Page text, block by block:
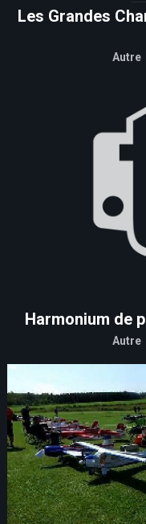
Les Grandes
Autre
Harmonium de
Autre